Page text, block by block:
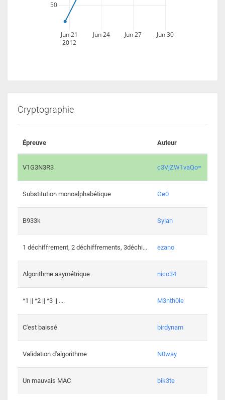
Jun 21
2012
Jun 24 Jun 27 Jun 30
50
Cryptographie
Épreuve Auteur
V1G3N3R3 c3VjZW1vaQo=
Substitution monoalphabétique Ge0
B933k Sylan
1 déchiffrement, 2 déchiffrements, 3déchi... ezano
Algorithme asymétrique nico34
^1 || ^2 || ^3 || .... M3nth0le
C'est baissé birdynam
Validation d'algorithme N0way
Un mauvais MAC bik3te